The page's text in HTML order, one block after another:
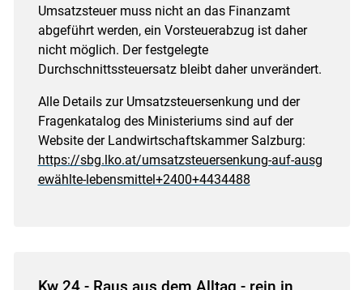
Umsatzsteuer muss nicht an das Finanzamt
abgeführt werden, ein Vorsteuerabzug ist daher
nicht möglich. Der festgelegte
Durchschnittssteuersatz bleibt daher unverändert.
Alle Details zur Umsatzsteuersenkung und der
Fragenkatalog des Ministeriums sind auf der
Website der Landwirtschaftskammer Salzburg:
https://sbg.lko.at/umsatzsteuersenkung-auf-ausg
ewählte-lebensmittel+2400+4434488
Kw 24 - Raus aus dem Alltag - rein in